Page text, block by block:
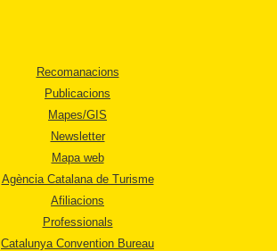
Recomanacions
Publicacions
Mapes/GIS
Newsletter
Mapa web
Agència Catalana de Turisme
Afiliacions
Professionals
Catalunya Convention Bureau